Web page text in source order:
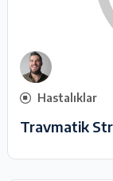
Hastalıklar
Travmatik